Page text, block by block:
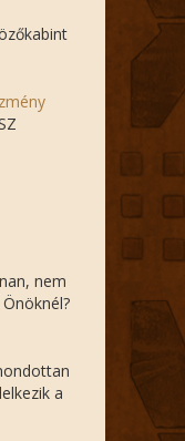
nem
a